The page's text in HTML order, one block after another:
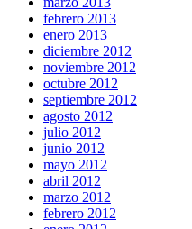
febrero 2013
enero 2013
diciembre 2012
noviembre 2012
octubre 2012
septiembre 2012
agosto 2012
julio 2012
junio 2012
mayo 2012
abril 2012
marzo 2012
febrero 2012